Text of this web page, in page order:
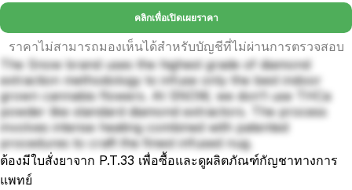
คลิกเพื่อเปิดเผยราคา
ราคาไม่สามารถมองเห็นได้สำหรับบัญชีที่ไม่ผ่านการตรวจสอบ
The Snow brand uses the highest grade of diamond
extraction methodology to infuse only the best indoor
grown cannabis flowers. At SNOW, we don’t use THCa
powder like standard diamond extractors. The process
involves intense heating combined with patented
procedures to craft the finest infused nug.
ต้องมีใบสั่งยาจาก P.T.33 เพื่อซื้อและดูผลิตภัณฑ์กัญชาทางการ
แพทย์